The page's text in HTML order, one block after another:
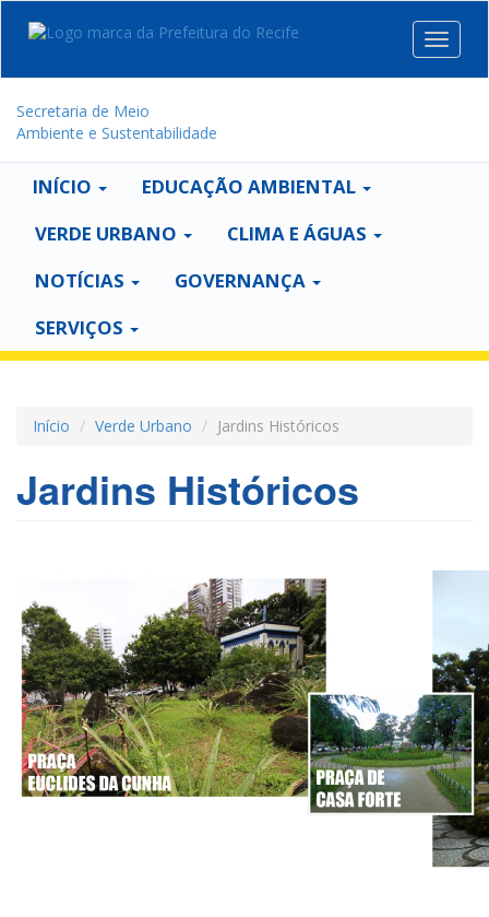
Toggle
Secretaria de Meio
Ambiente e Sustentabilidade
INÍCIO
EDUCAÇÃO AMBIENTAL
VERDE URBANO
CLIMA E ÁGUAS
NOTÍCIAS
GOVERNANÇA
SERVIÇOS
Início Verde Urbano Jardins Históricos
Jardins Históricos